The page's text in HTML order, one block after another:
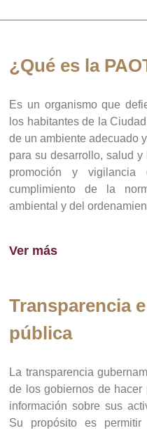
¿Qué es la
Es un organismo que
los habitantes de la
de un ambiente adecuado
para su desarrollo, salud y
promoción y
cumplimiento de la
ambiental y del
Ver más
Transparencia
pública
La transparencia
de los gobiernos de
información sobre sus
Su propósito es